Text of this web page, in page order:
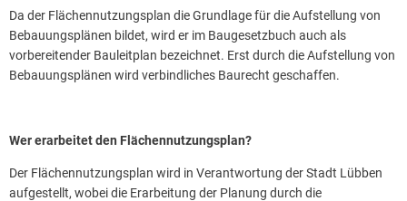
Da der Flächennutzungsplan die Grundlage für die Aufstellung von
Bebauungsplänen bildet, wird er im Baugesetzbuch auch als
vorbereitender Bauleitplan bezeichnet. Erst durch die Aufstellung von
Bebauungsplänen wird verbindliches Baurecht geschaffen.
Wer erarbeitet den Flächennutzungsplan?
Der Flächennutzungsplan wird in Verantwortung der Stadt Lübben
aufgestellt, wobei die Erarbeitung der Planung durch die